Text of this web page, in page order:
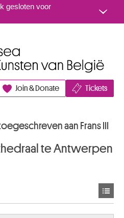
Naar inhoud
gesloten voor
Join & Donate Tickets
aan Frans III
te Antwerpen